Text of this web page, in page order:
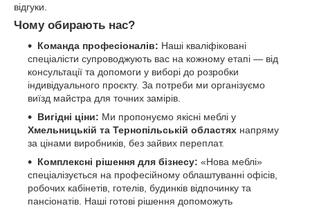
відгуки.
Чому обирають нас?
Команда професіоналів: Наші кваліфіковані
спеціалісти супроводжують вас на кожному етапі — від
консультації та допомоги у виборі до розробки
індивідуального проєкту. За потреби ми організуємо
виїзд майстра для точних замірів.
Вигідні ціни: Ми пропонуємо якісні меблі у
Хмельницькій та Тернопільській областях напряму
за цінами виробників, без зайвих переплат.
Комплексні рішення для бізнесу: «Нова меблі»
спеціалізується на професійному облаштуванні офісів,
робочих кабінетів, готелів, будинків відпочинку та
пансіонатів. Наші готові рішення допоможуть